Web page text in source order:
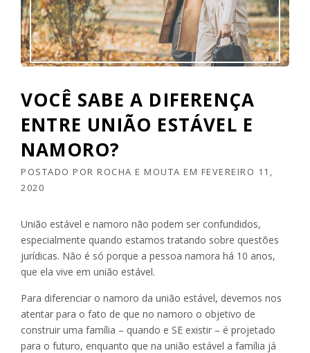
VOCÊ SABE A DIFERENÇA
ENTRE UNIÃO ESTÁVEL E
NAMORO?
POSTADO POR ROCHA E MOUTA EM FEVEREIRO 11,
2020
União estável e namoro não podem ser confundidos,
especialmente quando estamos tratando sobre questões
jurídicas. Não é só porque a pessoa namora há 10 anos,
que ela vive em união estável.
Para diferenciar o namoro da união estável, devemos nos
atentar para o fato de que no namoro o objetivo de
construir uma família – quando e SE existir – é projetado
para o futuro, enquanto que na união estável a família já